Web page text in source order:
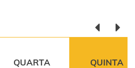
QUARTA QUINTA